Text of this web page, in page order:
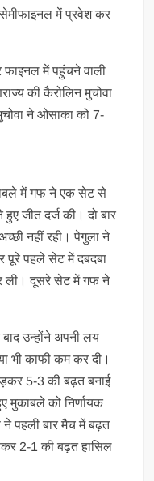
में प्रवेश कर
फाइनल में पहुंचने वाली
की कैरोलिन मुचोवा
ने ओसाका को 7-
में गफ ने एक सेट से
जीत दर्ज की। दो बार
नहीं रही। पेगुला ने
पूरे पहले सेट में दबदबा
ली। दूसरे सेट में गफ ने
उन्होंने अपनी लय
भी काफी कम कर दी।
5-3 की बढ़त बनाई
मुकाबले को निर्णायक
पहली बार मैच में बढ़त
2-1 की बढ़त हासिल